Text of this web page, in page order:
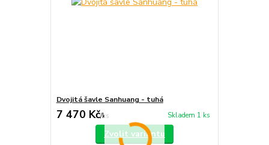
Dvojitá šavle Sanhuang - tuhá
7 470 Kč/ks Skladem 1 ks
Zvolit variantu